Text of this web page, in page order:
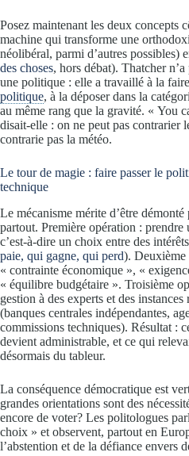
Posez maintenant les deux concepts
machine qui transforme une
néolibéral, parmi d’autres possibles)
des choses, hors débat). Thatcher
une politique : elle a travaillé à la
politique, à la déposer dans la
au même rang que la gravité. « You
disait-elle : on ne peut pas contrarier
contrarie pas la météo.
Le tour de magie : faire passer le
technique
Le mécanisme mérite d’être démonté
partout. Première opération :
c’est-à-dire un choix entre des
paie, qui gagne, qui perd). Deuxième
« contrainte économique », «
« équilibre budgétaire ». Troisième
gestion à des experts et des instances
(banques centrales indépendantes,
commissions techniques). Résultat :
devient administrable, et ce qui
désormais du tableur.
La conséquence démocratique est
grandes orientations sont des
encore de voter? Les politologues
choix » et observent, partout en
l’abstention et de la défiance envers